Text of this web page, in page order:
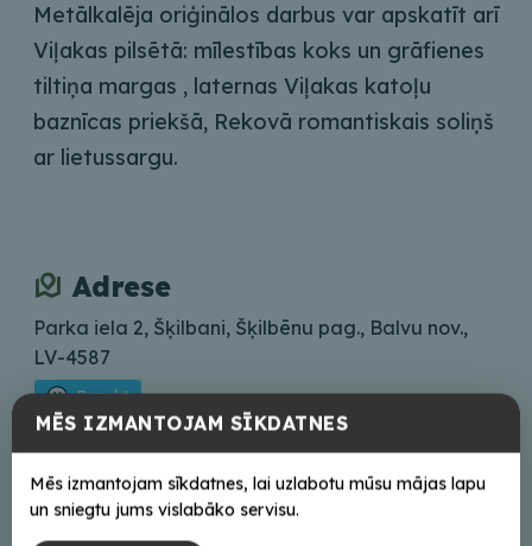
Metālkalēja oriģinālos darbus var apskatīt arī
Viļakas pilsētā: mīlestības koks un grāfienes
tiltiņa margas , laternas Viļakas katoļu
baznīcas priekšā, Rekovā romantiskais soliņš
ar lietussargu.
Adrese
Parka iela 2, Šķilbani, Šķilbēnu pag., Balvu nov.,
LV-4587
Braukt
Saziņai
+37126519040
MĒS IZMANTOJAM SĪKDATNES
Mēs izmantojam sīkdatnes, lai uzlabotu mūsu mājas lapu
un sniegtu jums vislabāko servisu.